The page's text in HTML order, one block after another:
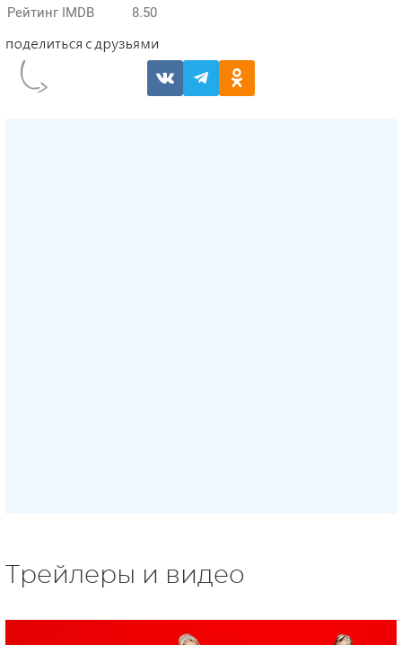
Рейтинг IMDB
8.50
Трейлеры и видео